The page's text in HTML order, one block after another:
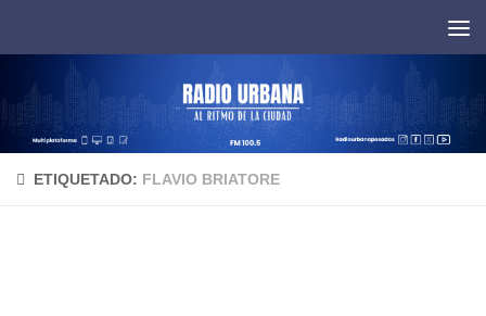
ETIQUETADO: FLAVIO BRIATORE